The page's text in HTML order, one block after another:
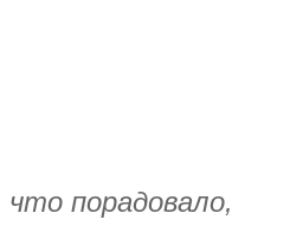
порадовало,